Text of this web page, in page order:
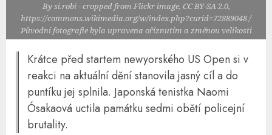
By si.robi - cropped from Flickr image, CC BY-SA 2.0,
https://commons.wikimedia.org/w/index.php?curid=72889048 /
Původní fotografie byla upravena oříznutím a změnou velikosti
Krátce před startem newyorského US Open si v
reakci na aktuální dění stanovila jasný cíl a do
puntíku jej splnila. Japonská tenistka Naomi
Ósakaová uctila památku sedmi obětí policejní
brutality.